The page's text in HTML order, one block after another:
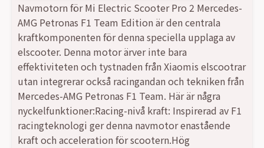
Navmotorn för Mi Electric Scooter Pro 2 Mercedes-
AMG Petronas F1 Team Edition är den centrala
kraftkomponenten för denna speciella upplaga av
elscooter. Denna motor ärver inte bara
effektiviteten och tystnaden från Xiaomis elscootrar
utan integrerar också racingandan och tekniken från
Mercedes-AMG Petronas F1 Team. Här är några
nyckelfunktioner:Racing-nivå kraft: Inspirerad av F1
racingteknologi ger denna navmotor enastående
kraft och acceleration för scootern.Hög